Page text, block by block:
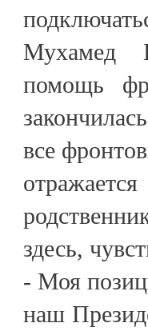
Мухамед
помощь
все
здесь,
- Моя
наш